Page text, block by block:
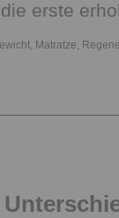
erste
, Matratze,